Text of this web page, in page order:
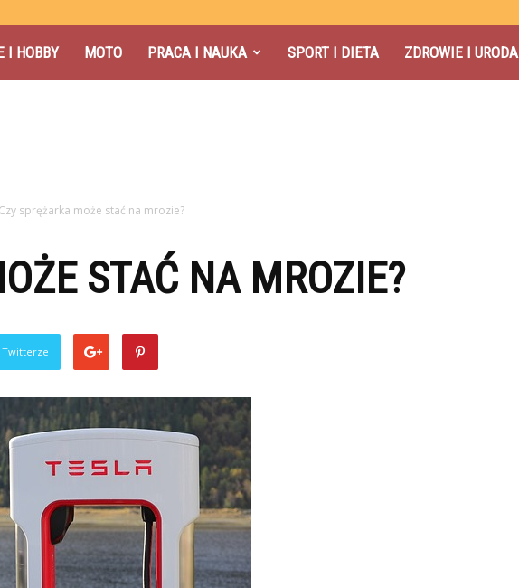
I HOBBY MOTO PRACA I NAUKA SPORT I DIETA ZDROWIE I URODA
Czy sprężarka może stać na mrozie?
STAĆ NA MROZIE?
Twitterze